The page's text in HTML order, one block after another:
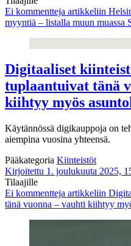
Ei kommentteja artikkeliin
myyntiä – listalla muun muassa
Digitaaliset
tuplaantuivat tänä
kiihtyy myös
Käytännössä digikauppoja on
aiempina vuosina yhteensä.
Pääkategoria Kiinteistöt
Kirjoitettu 1. joulukuuta 2025,
Tilaajille
Ei kommentteja artikkeliin
tänä vuonna – vauhti kiihtyy